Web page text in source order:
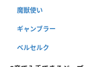
魔獣使い
ギャンブラー
ベルセルク